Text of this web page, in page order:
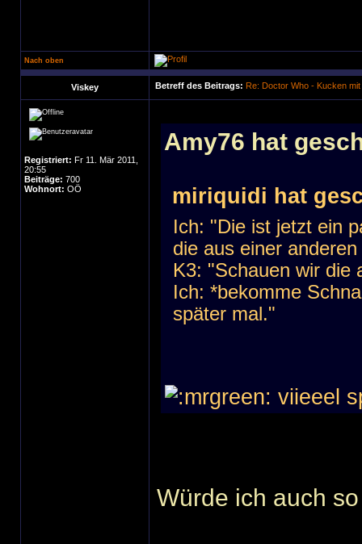
Nach oben
Viskey Betreff des Beitrags: Re: Doctor Who - Kucken mit
Registriert: Fr 11. Mär 2011,
20:55
Beiträge: 700
Wohnort: OÖ
Amy76 hat
miriquidi hat
Ich: "Die ist jetzt ein
die aus einer
K3: "Schauen wir die
Ich: *bekomme
später mal."
viieeel
Würde ich auch